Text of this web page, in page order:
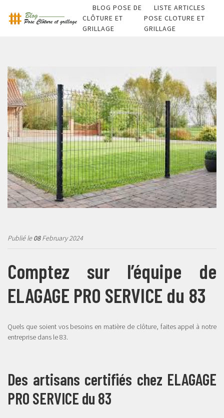
BLOG POSE DE
CLÔTURE ET
GRILLAGE
LISTE ARTICLES
POSE CLOTURE ET
GRILLAGE
Publié le08February 2024
Comptez sur l’équipe de
ELAGAGE PRO SERVICE du 83
Quels que soient vos besoins en matière de clôture, faites appel à notre
entreprise dans le 83.
Des artisans certifiés chez ELAGAGE
PRO SERVICE du 83